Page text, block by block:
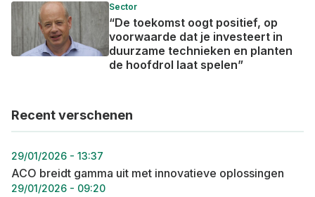
Sector
“De toekomst oogt positief, op
voorwaarde dat je investeert in
duurzame technieken en planten
de hoofdrol laat spelen”
Recent verschenen
29/01/2026 - 13:37
ACO breidt gamma uit met innovatieve oplossingen
29/01/2026 - 09:20